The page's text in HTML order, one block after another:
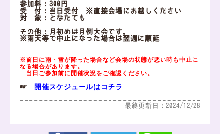
参加料：300円
受 付：当日受付 ※直接会場にお越しください
対 象：どなたでも
その他：月初めは月例大会です。
※雨天等で中止になった場合は翌週に順延
※前日に雨・雪が降った場合など会場の状態が悪い時も中止に
なる場合があります。
当日ご参加前に開催状況をご確認ください。
☞
開催スケジュールはコチラ
最終更新日：2024/12/28